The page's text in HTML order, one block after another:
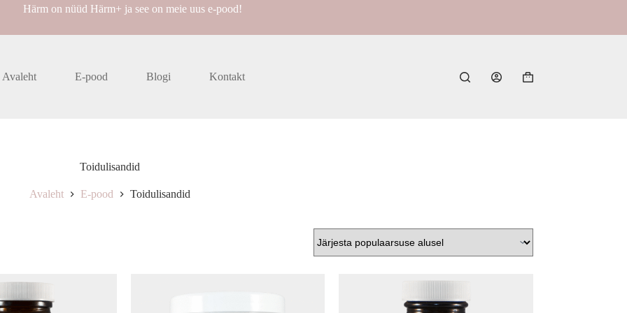
Härm on nüüd Härm+ ja see on meie uus e-pood!
Avaleht E-pood Blogi Kontakt
Shopping
Toidulisandid
Avaleht E-pood Toidulisandid